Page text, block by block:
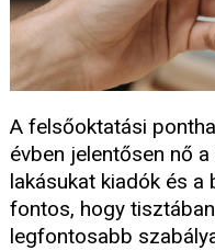
A felsőoktatási
évben jelentősen nő
lakásukat kiadók és
fontos, hogy
legfontosabb